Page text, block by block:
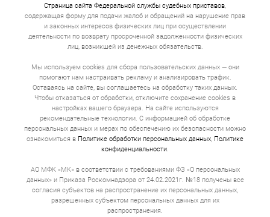
Главные требования следующие. Важно подтвердить,
что автотранспорт в вашей собственности, не
находится в розыске и не был заложенным ранее.
Потребуется паспорт заёмщика, ПТС, свидетельство о
регистрации. В некоторых случаях дополнительно
Плюсы займа под залог ПТС
➔ Скорость. На оформление и выдачу займа обычно
уходит от двух до трёх часов. В некоторых случаях
процесс может занять один рабочий день. Вам не
придется собирать справки, подтверждающие
занятость, или искать поручителей.
➔ Сниженный % по займу. Залог служит гарантией
возврата суммы займа и процентов по нему. Поэтому
ставки по таким займам ниже, чем по необеспеченным
микрозаймам.
➔ Деньги на свои цели. Полученный займ под залог вы
можете потратить так, как считаете нужным. Это
Страница сайта Федеральной службы судебных приставов,
содержащая форму для подачи жалоб и обращений на нарушение прав
и законных интересов физических лиц при осуществлении
деятельности по возврату просроченной задолженности физических
лиц, возникшей из денежных обязательств.
Мы используем cookies для сбора пользовательских данных — они
помогают нам настраивать рекламу и анализировать трафик.
Оставаясь на сайте, вы соглашаетесь на обработку таких данных.
Чтобы отказаться от обработки, отключите сохранение cookies в
настройках вашего браузера. На сайте используются
рекомендательные технологии. С информацией об обработке
персональных данных и мерах по обеспечению их безопасности можно
ознакомиться в Политике обработки персональных данных, Политике
конфиденциальности.
АО МФК «МК» в соответствии с требованиями ФЗ «О персональных
данных» и Приказа Роскомнадзора от 24.02.2021г. №18 получены все
согласия субъектов на распространение их персональных данных,
разрешенных субъектом персональных данных для их
распространения.